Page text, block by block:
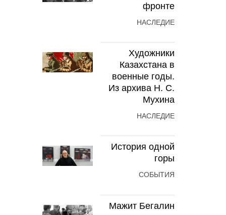
фронте
НАСЛЕДИЕ
Художники
Казахстана в
военные годы.
Из архива Н. С.
Мухина
НАСЛЕДИЕ
История одной
горы
СОБЫТИЯ
Мажит Бегалин